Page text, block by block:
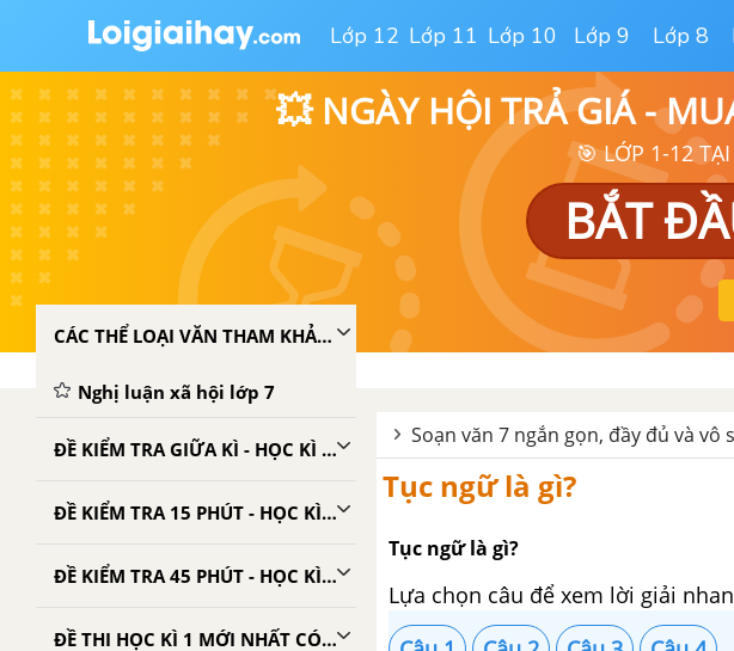
Lớp 12 Lớp 11 Lớp 10 Lớp 9 Lớp 8
💥 NGÀY HỘI TRẢ GIÁ -
🎯 LỚP 1-12
BẮT
CÁC THỂ LOẠI VĂN THAM KHẢO LỚP 7
Nghị luận xã hội lớp 7
ĐỀ KIỂM TRA GIỮA KÌ - HỌC KÌ 1 - NGỮ VĂN 7
ĐỀ KIỂM TRA 15 PHÚT - HỌC KÌ 1 - NGỮ VĂN 7
ĐỀ KIỂM TRA 45 PHÚT - HỌC KÌ 1 - NGỮ VĂN 7
ĐỀ THI HỌC KÌ 1 MỚI NHẤT CÓ LỜI GIẢI
Soạn văn 7 ngắn gọn, đầy đủ và vô
Tục ngữ là gì?
Tục ngữ là gì?
Lựa chọn câu để xem lời giải